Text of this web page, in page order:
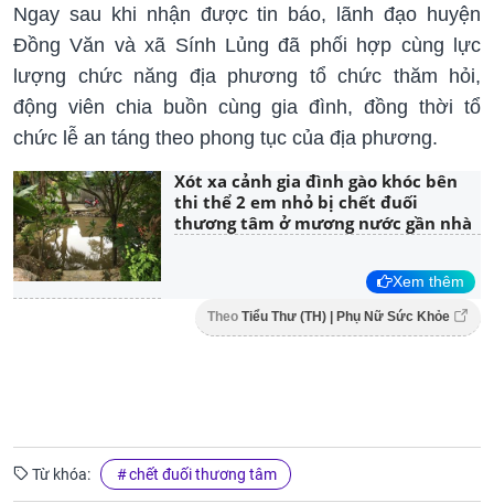
Ngay sau khi nhận được tin báo, lãnh đạo huyện
Đồng Văn và xã Sính Lủng đã phối hợp cùng lực
lượng chức năng địa phương tổ chức thăm hỏi,
động viên chia buồn cùng gia đình, đồng thời tổ
chức lễ an táng theo phong tục của địa phương.
Xót xa cảnh gia đình gào khóc bên
thi thể 2 em nhỏ bị chết đuối
thương tâm ở mương nước gần nhà
Xem thêm
Theo Tiểu Thư (TH) | Phụ Nữ Sức Khỏe
Từ khóa: chết đuối thương tâm